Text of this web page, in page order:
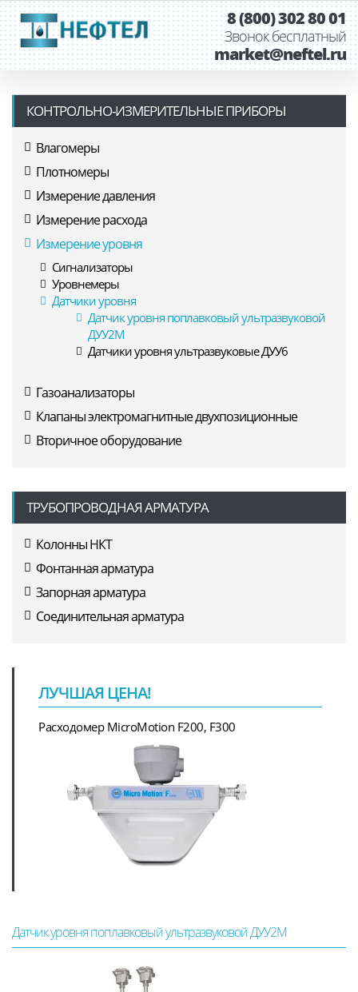
8 (800) 302 80 01
Звонок бесплатный
market@neftel.ru
КОНТРОЛЬНО-ИЗМЕРИТЕЛЬНЫЕ ПРИБОРЫ
Влагомеры
Плотномеры
Измерение давления
Измерение расхода
Измерение уровня
Сигнализаторы
Уровнемеры
Датчики уровня
Датчик уровня поплавковый ультразвуковой
ДУУ2М
Датчики уровня ультразвуковые ДУУ6
Газоанализаторы
Клапаны электромагнитные двухпозиционные
Вторичное оборудование
ТРУБОПРОВОДНАЯ АРМАТУРА
Колонны НКТ
Фонтанная арматура
Запорная арматура
Соединительная арматура
ЛУЧШАЯ ЦЕНА!
Расходомер MicroMotion F200, F300
Датчик уровня поплавковый ультразвуковой ДУУ2М